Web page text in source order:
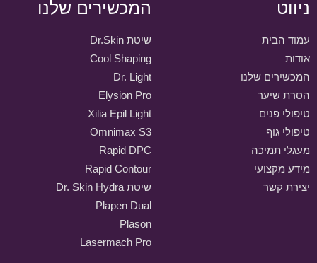
ניווט
עמוד הבית
אודות
המכשירים שלנו
הסרת שיער
טיפולי פנים
טיפולי גוף
מעגלי תמיכה
מידע מקצועי
יצירת קשר
המכשירים שלנו
שיטת Dr.Skin
Cool Shaping
Dr. Light
Elysion Pro
Xilia Epil Light
Omnimax S3
Rapid DPC
Rapid Contour
שיטת Dr. Skin Hydra
Plapen Dual
Plason
Lasermach Pro